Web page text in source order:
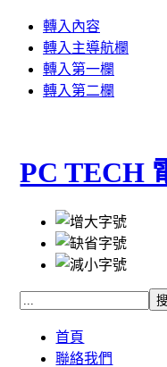
轉入內容
轉入主導航欄
轉入第一欄
轉入第二欄
PC TECH
首頁
聯絡我們